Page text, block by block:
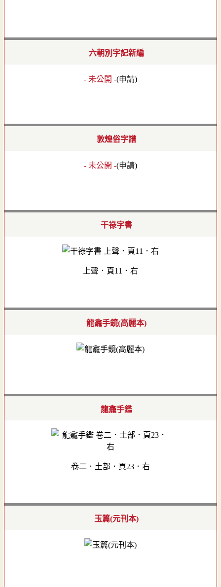
六朝別字記新編
- 未公開 -(申請)
敦煌俗字譜
- 未公開 -(申請)
干祿字書
上聲．頁11．右
龍龕手鏡(高麗本)
龍龕手鑑
卷二．土部．頁23．右
玉篇(元刊本)